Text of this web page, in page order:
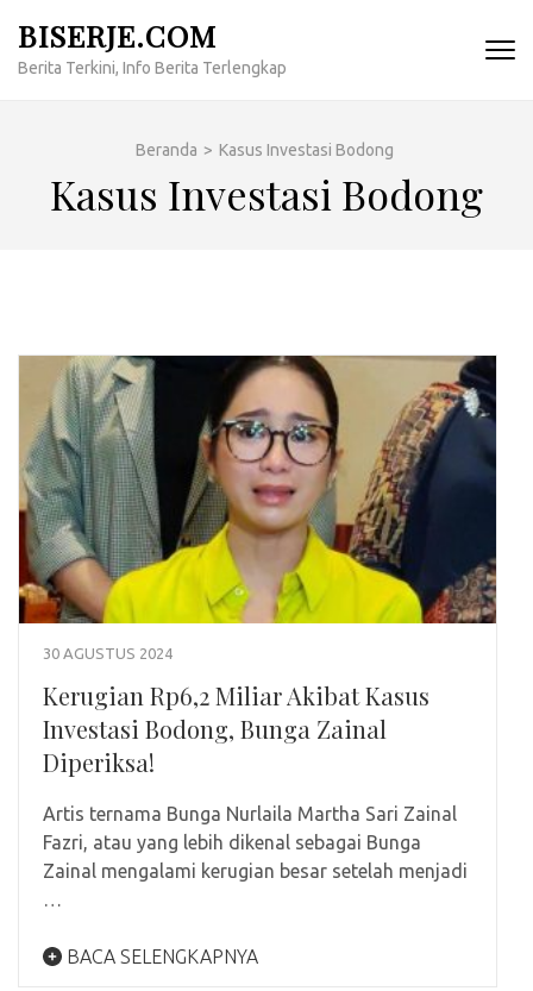
konten
BISERJE.COM
Berita Terkini, Info Berita Terlengkap
Beranda > Kasus Investasi Bodong
Kasus Investasi Bodong
30 AGUSTUS 2024
Kerugian Rp6,2 Miliar Akibat Kasus
Investasi Bodong, Bunga Zainal
Diperiksa!
Artis ternama Bunga Nurlaila Martha Sari Zainal
Fazri, atau yang lebih dikenal sebagai Bunga
Zainal mengalami kerugian besar setelah menjadi
BACA SELENGKAPNYA